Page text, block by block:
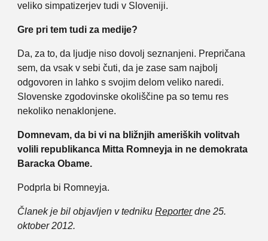
veliko simpatizerjev tudi v Sloveniji.
Gre pri tem tudi za medije?
Da, za to, da ljudje niso dovolj seznanjeni. Prepričana
sem, da vsak v sebi čuti, da je zase sam najbolj
odgovoren in lahko s svojim delom veliko naredi.
Slovenske zgodovinske okoliščine pa so temu res
nekoliko nenaklonjene.
Domnevam, da bi vi na bližnjih ameriških volitvah
volili republikanca Mitta Romneyja in ne demokrata
Baracka Obame.
Podprla bi Romneyja.
Članek je bil objavljen v tedniku Reporterdne 25.
oktober 2012.